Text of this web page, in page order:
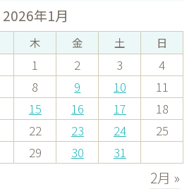
2026年1月
木 金 土 日
1 2 3
4
8 9 10
11
15 16 17
18
22 23 24
25
29 30 31
2月 »